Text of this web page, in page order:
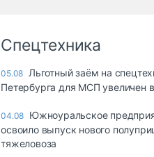
Спецтехника
05.08 Льготный заём на
Петербурга для МСП увеличен
04.08 Южноуральское
освоило выпуск нового
тяжеловоза